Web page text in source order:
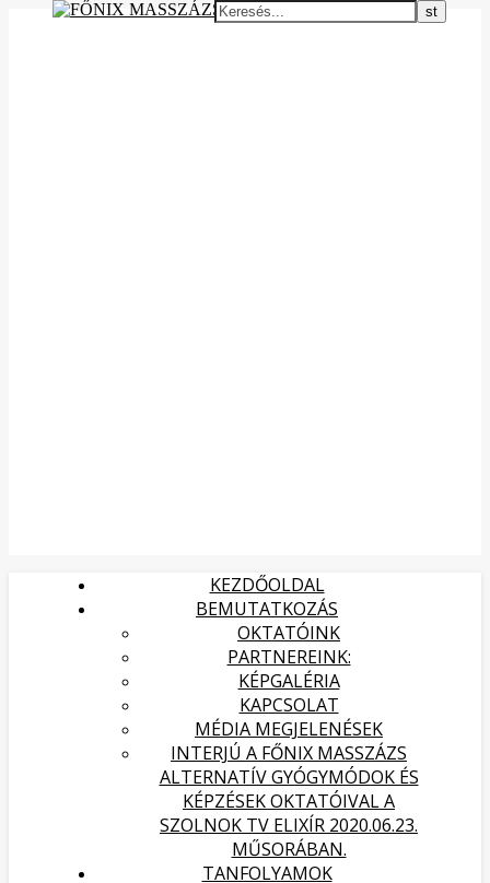
KEZDŐOLDAL
BEMUTATKOZÁS
OKTATÓINK
PARTNEREINK:
KÉPGALÉRIA
KAPCSOLAT
MÉDIA MEGJELENÉSEK
INTERJÚ A FŐNIX MASSZÁZS
ALTERNATÍV GYÓGYMÓDOK ÉS
KÉPZÉSEK OKTATÓIVAL A
SZOLNOK TV ELIXÍR 2020.06.23.
MŰSORÁBAN.
TANFOLYAMOK